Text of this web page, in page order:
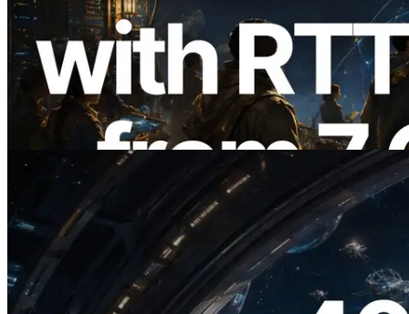
ERPC Memperluas Solana Leader Slot
API dengan Pengukuran Ping dari 7
Region Global — Validators Information
API Juga Diluncurkan